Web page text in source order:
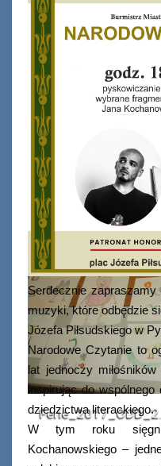
Serdecznie
muzyki, które odbędzie
Józefa Piłsudskiego w
Narodowe Czytanie to
lat jednoczy
inspirując do wspólnego
dziedzictwa literackiego.
W tym roku
Kochanowskiego –